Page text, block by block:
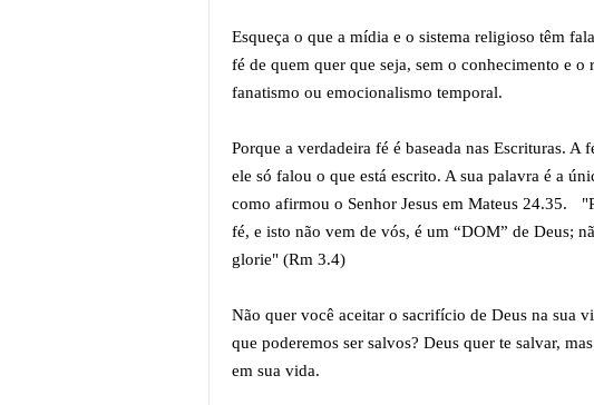
Esqueça o que a mídia e o sistema religioso têm
fé de quem quer que seja, sem o conhecimento e
fanatismo ou emocionalismo temporal.
Porque a verdadeira fé é baseada nas Escrituras.
ele só falou o que está escrito. A sua palavra é a
como afirmou o Senhor Jesus em Mateus 24.35.
fé, e isto não vem de vós, é um “DOM” de Deus;
glorie" (Rm 3.4)
Não quer você aceitar o sacrifício de Deus na sua
que poderemos ser salvos? Deus quer te salvar,
em sua vida.